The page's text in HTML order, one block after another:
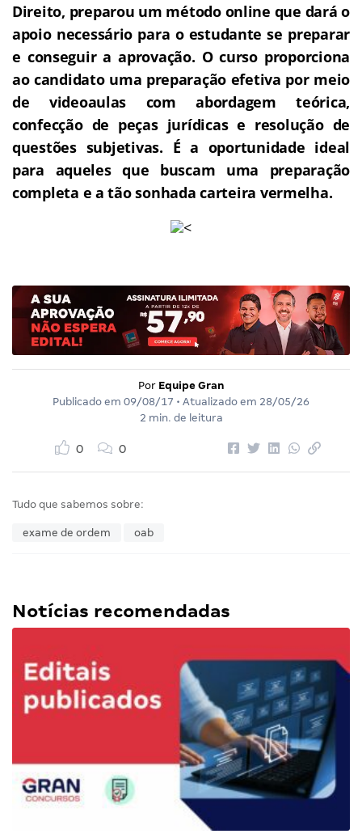
Direito, preparou um método online que dará o
apoio necessário para o estudante se preparar
e conseguir a aprovação. O curso proporciona
ao candidato uma preparação efetiva por meio
de videoaulas com abordagem teórica,
confecção de peças jurídicas e resolução de
questões subjetivas. É a oportunidade ideal
para aqueles que buscam uma preparação
completa e a tão sonhada carteira vermelha.
<
Por Equipe Gran
Publicado em 09/08/17 • Atualizado em 28/05/26
2 min. de leitura
0 0
Tudo que sabemos sobre:
exame de ordem oab
Notícias recomendadas